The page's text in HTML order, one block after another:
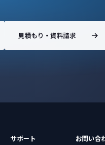
見積もり・資料請求
サポート お問い合